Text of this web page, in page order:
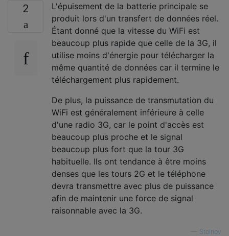
2
L'épuisement de la batterie principale se
produit lors d'un transfert de données réel.
Étant donné que la vitesse du WiFi est
beaucoup plus rapide que celle de la 3G, il
utilise moins d'énergie pour télécharger la
même quantité de données car il termine le
téléchargement plus rapidement.
De plus, la puissance de transmutation du
WiFi est généralement inférieure à celle
d'une radio 3G, car le point d'accès est
beaucoup plus proche et le signal
beaucoup plus fort que la tour 3G
habituelle. Ils ont tendance à être moins
denses que les tours 2G et le téléphone
devra transmettre avec plus de puissance
afin de maintenir une force de signal
raisonnable avec la 3G.
Stoinov